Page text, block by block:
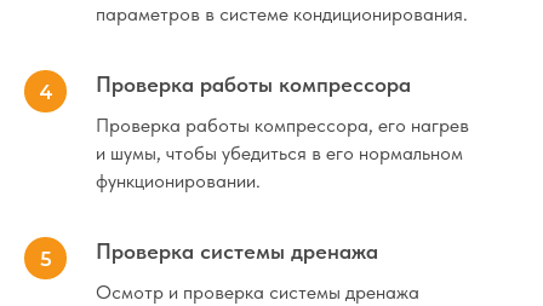
параметров в системе кондиционирования.
Проверка работы компрессора
Проверка работы компрессора, его нагрев
и шумы, чтобы убедиться в его нормальном
функционировании.
Проверка системы дренажа
Осмотр и проверка системы дренажа